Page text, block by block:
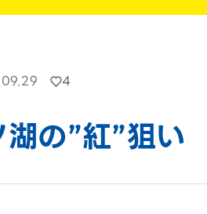
4
湖の”紅”狙い